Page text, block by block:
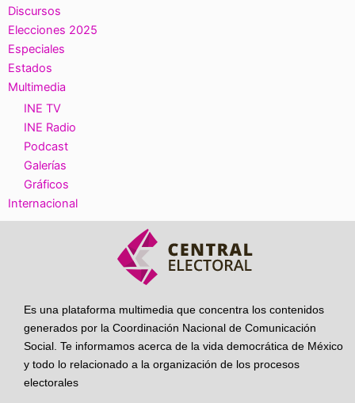
Discursos
Elecciones 2025
Especiales
Estados
Multimedia
INE TV
INE Radio
Podcast
Galerías
Gráficos
Internacional
Es una plataforma multimedia que concentra los contenidos
generados por la Coordinación Nacional de Comunicación
Social. Te informamos acerca de la vida democrática de México
y todo lo relacionado a la organización de los procesos
electorales